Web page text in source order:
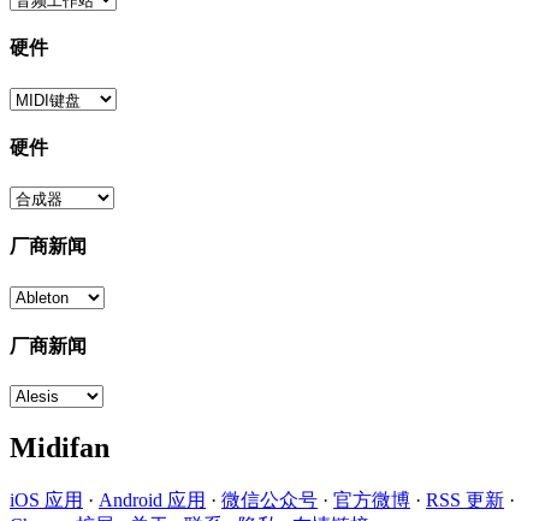
硬件
硬件
厂商新闻
厂商新闻
Midifan
iOS 应用 · Android 应用 · 微信公众号 · 官方微博 · RSS 更新 ·